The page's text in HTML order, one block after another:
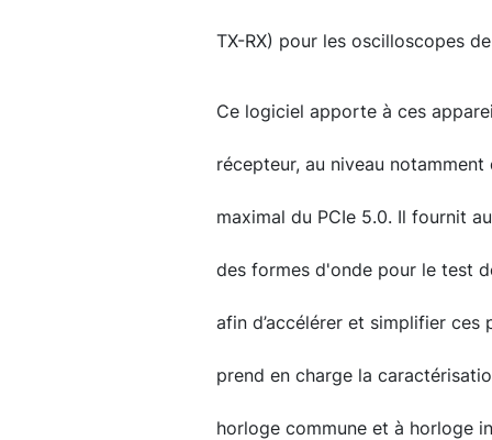
TX-RX) pour les oscilloscopes
Ce logiciel apporte à ces
récepteur, au niveau
maximal du PCIe 5.0. Il fournit
des formes d'onde pour le test
afin d’accélérer et simplifier ces
prend en charge la
horloge commune et à horloge